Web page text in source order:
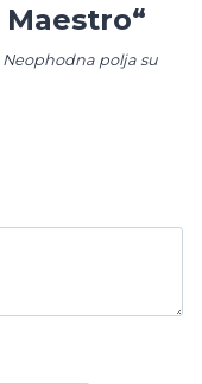
Neophodna polja su